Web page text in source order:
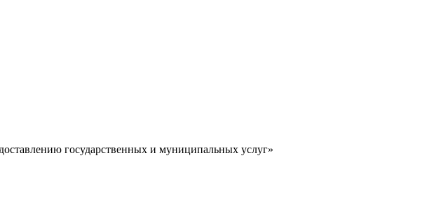
государственных и муниципальных услуг»